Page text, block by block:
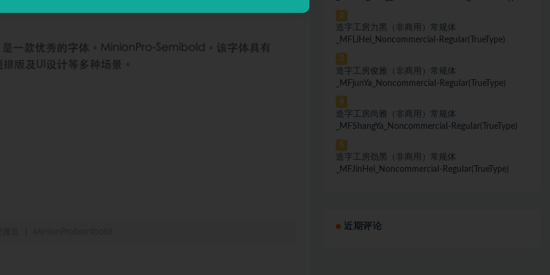
2
造字工房力黑（非商用）常规体
_MFLiHei_NoncommerciaI-ReguIar(TrueType)
3
造字工房俊雅（非商用）常规体
_MFjunYa_NoncommerciaI-ReguIar(TrueType)
4
造字工房尚雅（非商用）常规体
_MFShangYa_NoncommerciaI-ReguIar(TrueType)
5
造字工房劲黑（非商用）常规体
_MFJinHei_NoncommerciaI-ReguIar(TrueType)
近期评论